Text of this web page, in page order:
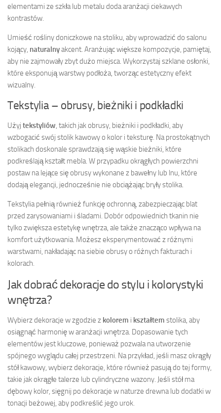
elementami ze szkła lub metalu doda aranżacji ciekawych
kontrastów.
Umieść rośliny doniczkowe na stoliku, aby wprowadzić do salonu
kojący, naturalnyakcent. Aranżując większe kompozycje, pamiętaj,
aby nie zajmowały zbyt dużo miejsca. Wykorzystaj szklane osłonki,
które eksponują warstwy podłoża, tworząc estetyczny efekt
wizualny.
Tekstylia – obrusy, bieżniki i podkładki
Użyj tekstyliów , takich jak obrusy, bieżniki i podkładki, aby
wzbogacić swój stolik kawowy o kolor i teksturę. Na prostokątnych
stolikach doskonale sprawdzają się wąskie bieżniki, które
podkreślają kształt mebla. W przypadku okrągłych powierzchni
postaw na lejące się obrusy wykonane z bawełny lub lnu, które
dodają elegancji, jednocześnie nie obciążając bryły stolika.
Tekstylia pełnią również funkcję ochronną, zabezpieczając blat
przed zarysowaniami i śladami. Dobór odpowiednich tkanin nie
tylko zwiększa estetykę wnętrza, ale także znacząco wpływa na
komfort użytkowania. Możesz eksperymentować z różnymi
warstwami, nakładając na siebie obrusy o różnych fakturach i
kolorach.
Jak dobrać dekoracje do stylu i kolorystyki
wnętrza?
Wybierz dekoracje w zgodzie z kolorem i kształtem stolika, aby
osiągnąć harmonię w aranżacji wnętrza. Dopasowanie tych
elementów jest kluczowe, ponieważ pozwala na utworzenie
spójnego wyglądu całej przestrzeni. Na przykład, jeśli masz okrągły
stół kawowy, wybierz dekoracje, które również pasują do tej formy,
takie jak okrągłe talerze lub cylindryczne wazony. Jeśli stół ma
dębowy kolor, sięgnij po dekoracje w naturze drewna lub dodatki w
tonacji beżowej, aby podkreślić jego urok.